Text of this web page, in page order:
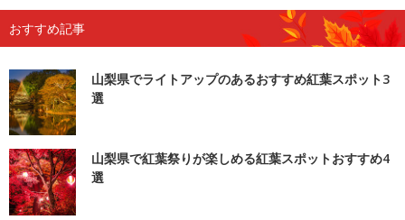
おすすめ記事
山梨県でライトアップのあるおすすめ紅葉スポット3
選
山梨県で紅葉祭りが楽しめる紅葉スポットおすすめ4
選